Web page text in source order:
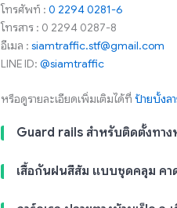
โทรศัพท์ : 0 2294 0281-6
โทรสาร : 0 2294 0287-8
อีเมล : siamtraffic.stf@gmail.com
LINE ID: @siamtraffic
หรือดูรายละเอียดเพิ่มเติมได้ที่ ป้ายบั้งล
Guard rails สำหรับติดตั้งทาง
เสื้อกันฝนสีส้ม แบบชุดคลุม คา